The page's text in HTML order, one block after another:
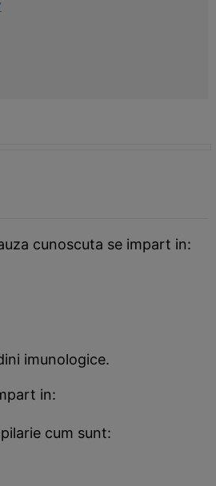
cunoscuta se impart in:
imunologice.
in:
cum sunt: